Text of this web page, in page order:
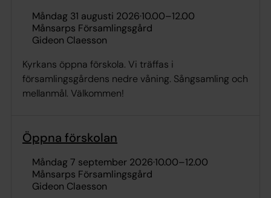
måndag 31 augusti 2026·10.00–12.00
Månsarps Församlingsgård
Gideon Claesson
Kyrkans öppna förskola. Vi träffas i
församlingsgårdens nedre våning. Sångsamling och
mellanmål. Välkommen!
Öppna förskolan
måndag 7 september 2026·10.00–12.00
Månsarps Församlingsgård
Gideon Claesson